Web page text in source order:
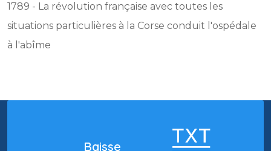
1789 - La révolution française avec toutes les
situations particulières à la Corse conduit l'ospédale
à l'abîme
Baisse